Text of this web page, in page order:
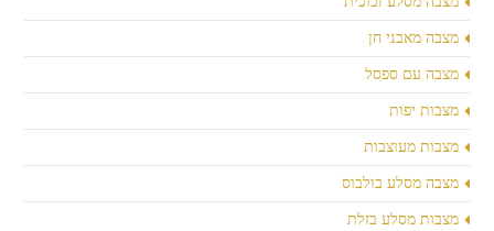
מצבה מאבני חן
מצבה עם ספסל
מצבות יפות
מצבות מעוצבות
מצבה מסלע בולבוס
מצבות מסלע בזלת